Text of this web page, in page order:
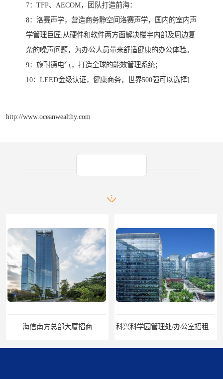
7：TFP、AECOM，团队打造前海：
8：洛赛声学，营造商务静空间洛赛声学，国内的室内声
学管理巨匠;从硬件和软件两方面解决楼宇内部及周边复
杂的噪声问题，为办公人员带来舒适健康的办公体验。
9：施耐德电气，打造全球的能效管理系统；
10：LEED金级认证，健康商务，世界500强可以选择]
http://www.oceanwealthy.com
海信南方总部大厦招商